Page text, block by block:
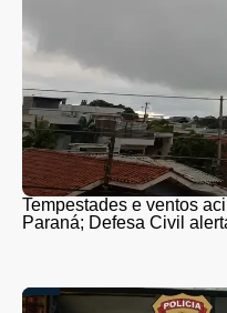
Tempestades e ventos
Paraná; Defesa Civil